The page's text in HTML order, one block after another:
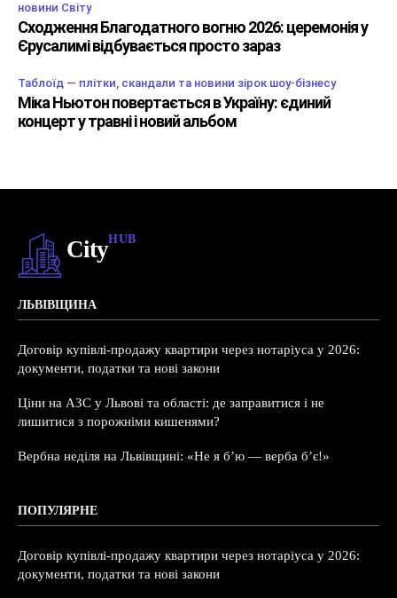
новини Світу
Сходження Благодатного вогню 2026: церемонія у
Єрусалимі відбувається просто зараз
Таблоїд — плітки, скандали та новини зірок шоу-бізнесу
Міка Ньютон повертається в Україну: єдиний
концерт у травні і новий альбом
CityHUB
ЛЬВІВЩИНА
Договір купівлі-продажу квартири через нотаріуса у 2026:
документи, податки та нові закони
Ціни на АЗС у Львові та області: де заправитися і не
лишитися з порожніми кишенями?
Вербна неділя на Львівщині: «Не я б’ю — верба б’є!»
ПОПУЛЯРНЕ
Договір купівлі-продажу квартири через нотаріуса у 2026:
документи, податки та нові закони